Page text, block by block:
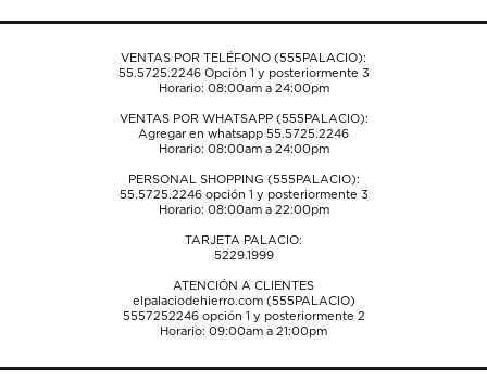
de
de
de
de
de
VENTAS POR TELÉFONO (555PALACIO):
55.5725.2246Opción 1 y posteriormente 3
Horario: 08:00am a 24:00pm
VENTAS POR WHATSAPP (555PALACIO):
Agregar en whatsapp 55.5725.2246
Horario: 08:00am a 24:00pm
PERSONAL SHOPPING (555PALACIO):
55.5725.2246opción 1 y posteriormente 3
Horario: 08:00am a 22:00pm
TARJETA PALACIO:
5229.1999
ATENCIÓN A CLIENTES
elpalaciodehierro.com (555PALACIO)
5557252246opción 1 y posteriormente 2
Horario: 09:00am a 21:00pm